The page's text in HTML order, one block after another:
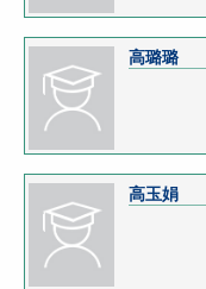
高璐璐
高玉娟